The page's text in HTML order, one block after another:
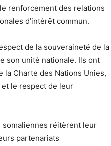
renforcement des relations
d’intérêt commun.
de la souveraineté de la
son unité nationale. Ils ont
la Charte des Nations Unies,
le respect de leur
somaliennes réitèrent leur
partenariats